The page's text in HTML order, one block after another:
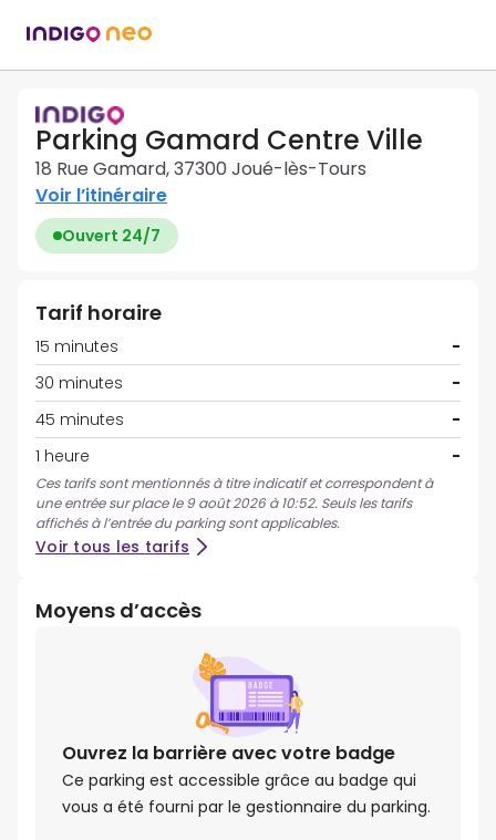
Parking Gamard Centre Ville
18 Rue Gamard, 37300 Joué-lès-Tours
Voir l’itinéraire
Ouvert 24/7
Tarif horaire
15 minutes
-
30 minutes
-
45 minutes
-
1 heure
-
Ces tarifs sont mentionnés à titre indicatif et correspondent à
une entrée sur place le 9 août 2026 à 10:52. Seuls les tarifs
affichés à l’entrée du parking sont applicables.
Voir tous les tarifs
Moyens d’accès
Ouvrez la barrière avec votre badge
Ce parking est accessible grâce au badge qui
vous a été fourni par le gestionnaire du parking.